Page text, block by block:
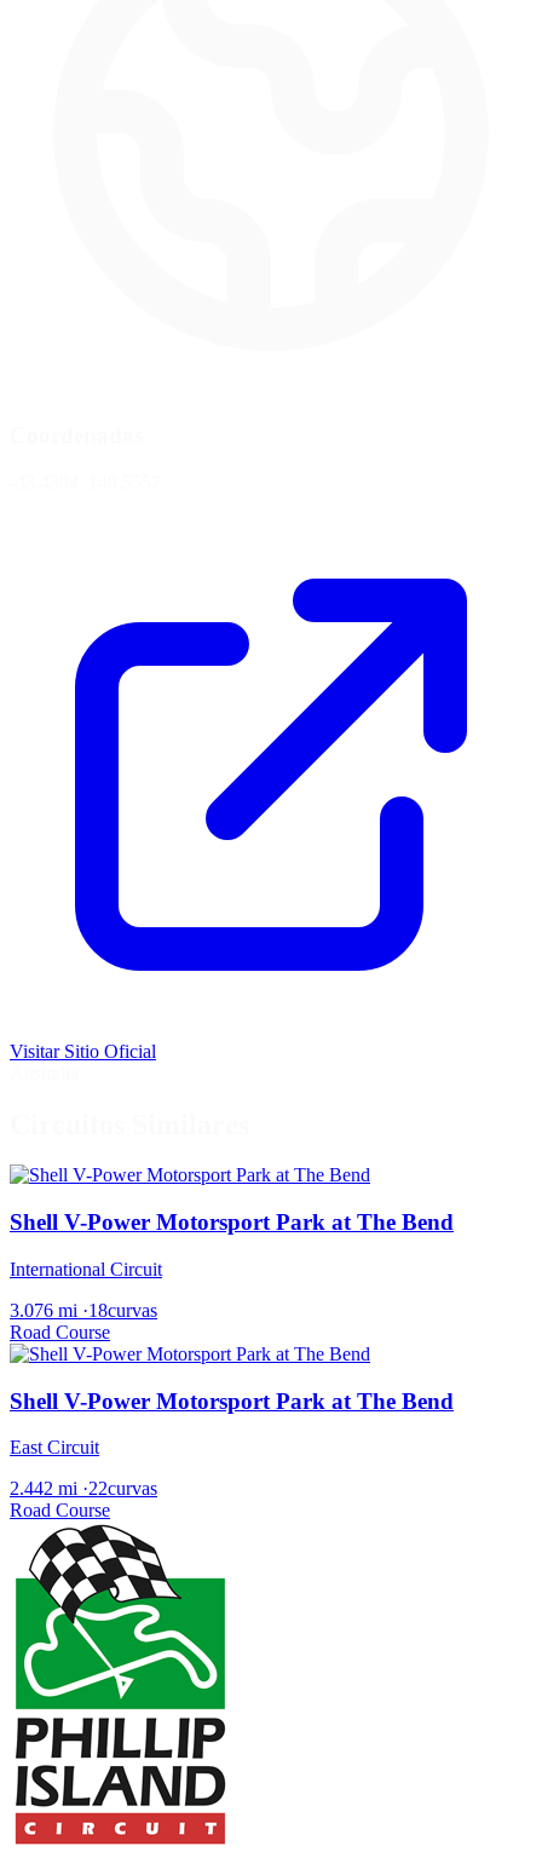
Visitar Sitio Oficial
Shell V-Power Motorsport Park at The Bend
International Circuit
3.076 mi ·18curvas
Road Course
Shell V-Power Motorsport Park at The Bend
East Circuit
2.442 mi ·22curvas
Road Course